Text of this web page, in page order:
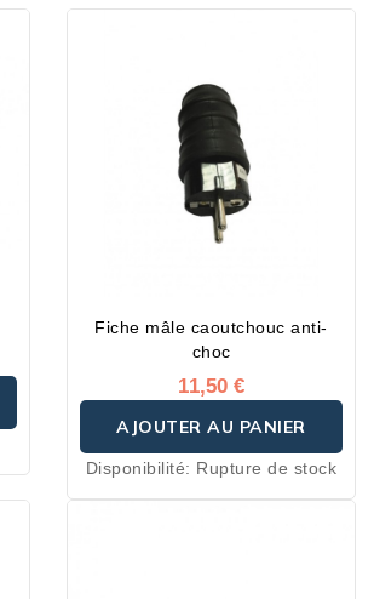
Fiche mâle caoutchouc anti-
choc
11,50 €
AJOUTER AU PANIER
Disponibilité: Rupture de stock